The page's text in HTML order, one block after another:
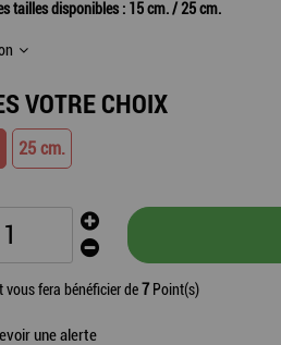
tailles disponibles : 15 cm. / 25 cm.
VOTRE CHOIX
25 cm.
vous fera bénéficier de7Point(s)
une alerte